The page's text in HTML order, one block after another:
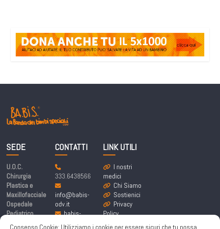
Consenso Cookie: Utilizziamo i cookie per essere sicuri che tu possa
SEDE
U.O.C.
Chirurgia
Plastica e
Maxillofacciale
Ospedale
Pediatrico
Bambino Gesù
CONTATTI
333.6438566
info@babis-
odv.it
babis-
labandadeibim
LINK UTILI
I nostri
medici
Chi Siamo
Sostienici
Privacy
Policy